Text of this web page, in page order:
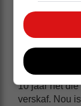
bereik.”
Rooi het
die water
“Ons
10 jaar het
verskaf. Nou